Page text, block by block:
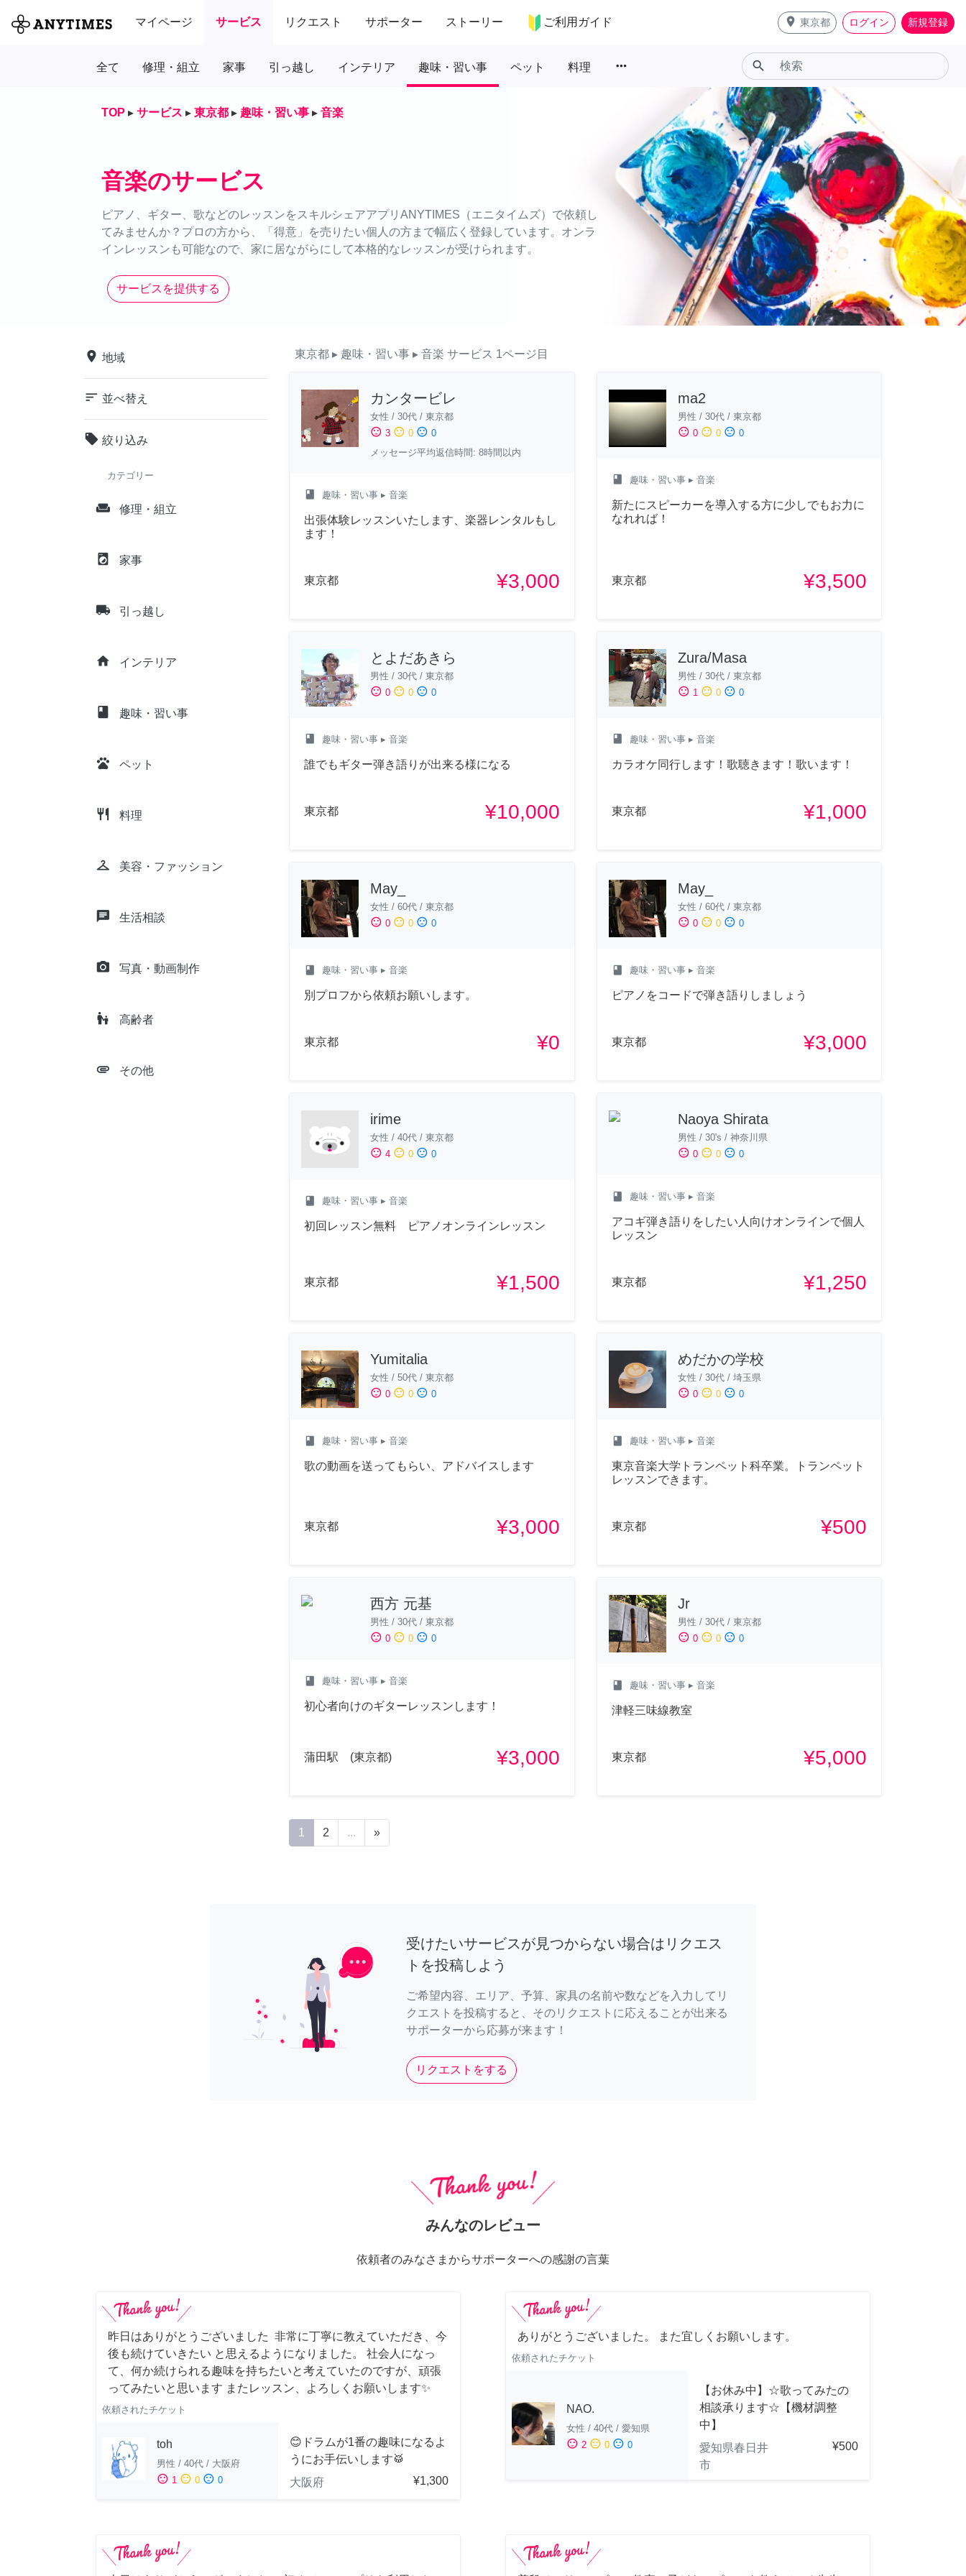
マイページ サービス リクエスト サポーター ストーリー ご利用ガイド place 東京都 ログイン 新規登録
全て 修理・組立 家事 引っ越し インテリア 趣味・習い事 ペット 料理 more_horiz search
TOP ▸ サービス ▸ 東京都 ▸ 趣味・習い事 ▸ 音楽
音楽のサービス
ピアノ、ギター、歌などのレッスンをスキルシェアアプリANYTIMES（エニタイムズ）で依頼し
てみませんか？プロの方から、「得意」を売りたい個人の方まで幅広く登録しています。オンラ
インレッスンも可能なので、家に居ながらにして本格的なレッスンが受けられます。
サービスを提供する
place 地域
sort 並べ替え
local_offer 絞り込み
カテゴリー
weekend 修理・組立
local_laundry_service 家事
local_shipping 引っ越し
home インテリア
class 趣味・習い事
pets ペット
restaurant 料理
checkroom 美容・ファッション
chat 生活相談
camera_alt 写真・動画制作
escalator_warning 高齢者
attachment その他
東京都 ▸ 趣味・習い事 ▸ 音楽 サービス 1ページ目
カンタービレ
女性 / 30代 / 東京都
sentiment_satisfied 3 sentiment_neutral 0 sentiment_dissatisfied 0
メッセージ平均返信時間: 8時間以内
class 趣味・習い事 ▸ 音楽
出張体験レッスンいたします、楽器レンタルもし
ます！
東京都 ¥3,000
ma2
男性 / 30代/ 東京都
sentiment_satisfied 0 sentiment_neutral 0 sentiment_dissatisfied 0
class 趣味・習い事▸ 音楽
新たにスピーカーを導入する方に少しでもお力に
なれれば！
東京都 ¥3,500
とよだあきら
男性 / 30代 / 東京都
sentiment_satisfied 0 sentiment_neutral 0 sentiment_dissatisfied 0
class 趣味・習い事 ▸ 音楽
誰でもギター弾き語りが出来る様になる
東京都 ¥10,000
Zura/Masa
男性 / 30代/ 東京都
sentiment_satisfied 1 sentiment_neutral 0 sentiment_dissatisfied 0
class 趣味・習い事▸ 音楽
カラオケ同行します！歌聴きます！歌います！
東京都 ¥1,000
May_
女性 / 60代 / 東京都
sentiment_satisfied 0 sentiment_neutral 0 sentiment_dissatisfied 0
class 趣味・習い事 ▸ 音楽
別プロフから依頼お願いします。
東京都 ¥0
May_
女性 / 60代/ 東京都
sentiment_satisfied 0 sentiment_neutral 0 sentiment_dissatisfied 0
class 趣味・習い事▸ 音楽
ピアノをコードで弾き語りしましょう
東京都 ¥3,000
irime
女性 / 40代 / 東京都
sentiment_satisfied 4 sentiment_neutral 0 sentiment_dissatisfied 0
class 趣味・習い事 ▸ 音楽
初回レッスン無料 ピアノオンラインレッスン
東京都 ¥1,500
Naoya Shirata
男性 / 30's / 神奈川県
sentiment_satisfied 0 sentiment_neutral 0 sentiment_dissatisfied 0
class 趣味・習い事▸ 音楽
アコギ弾き語りをしたい人向けオンラインで個人
レッスン
東京都 ¥1,250
Yumitalia
女性 / 50代 / 東京都
sentiment_satisfied 0 sentiment_neutral 0 sentiment_dissatisfied 0
class 趣味・習い事 ▸ 音楽
歌の動画を送ってもらい、アドバイスします
東京都 ¥3,000
めだかの学校
女性 / 30代/ 埼玉県
sentiment_satisfied 0 sentiment_neutral 0 sentiment_dissatisfied 0
class 趣味・習い事▸ 音楽
東京音楽大学トランペット科卒業。トランペット
レッスンできます。
東京都 ¥500
西方 元基
男性 / 30代 / 東京都
sentiment_satisfied 0 sentiment_neutral 0 sentiment_dissatisfied 0
class 趣味・習い事 ▸ 音楽
初心者向けのギターレッスンします！
蒲田駅 (東京都) ¥3,000
Jr
男性 / 30代/ 東京都
sentiment_satisfied 0 sentiment_neutral 0 sentiment_dissatisfied 0
class 趣味・習い事▸ 音楽
津軽三味線教室
東京都 ¥5,000
1 2 ... »
受けたいサービスが見つからない場合はリクエス
トを投稿しよう
ご希望内容、エリア、予算、家具の名前や数などを入力してリ
クエストを投稿すると、そのリクエストに応えることが出来る
サポーターから応募が来ます！
リクエストをする
みんなのレビュー
依頼者のみなさまからサポーターへの感謝の言葉
昨日はありがとうございました 非常に丁寧に教えていただき、今
後も続けていきたい と思えるようになりました。 社会人になっ
て、何か続けられる趣味を持ちたいと考えていたのですが、頑張
ってみたいと思います またレッスン、よろしくお願いします✨
依頼されたチケット
toh
男性 / 40代 / 大阪府
sentiment_satisfied 1 sentiment_neutral 0 sentiment_dissatisfied 0
😊ドラムが1番の趣味になるよ
うにお手伝いします🥁
大阪府
¥1,300
ありがとうございました。 また宜しくお願いします。
依頼されたチケット
NAO.
女性 / 40代 / 愛知県
sentiment_satisfied 2 sentiment_neutral 0 sentiment_dissatisfied 0
【お休み中】☆歌ってみたの
相談承ります☆【機材調整
中】
愛知県春日井
市
¥500